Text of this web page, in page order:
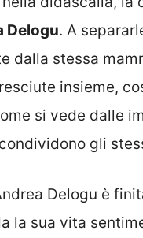
Delogu. A
dalla stessa
insieme,
si vede dalle
gli
Delogu è
la sua vita